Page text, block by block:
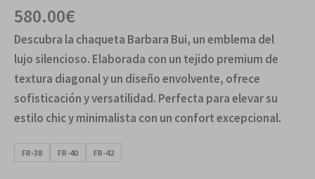
580.00€
Descubra la chaqueta Barbara Bui, un emblema del
lujo silencioso. Elaborada con un tejido premium de
textura diagonal y un diseño envolvente, ofrece
sofisticación y versatilidad. Perfecta para elevar su
estilo chic y minimalista con un confort excepcional.
FR-38 FR-40 FR-42